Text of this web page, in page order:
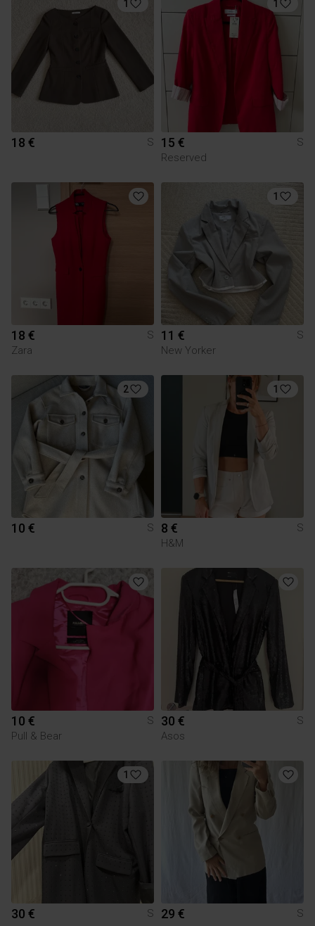
1
18 € S
1
15 €
S
Reserved
18 €
S
Zara
1
11 €
S
New Yorker
2
10 € S
1
8 €
S
H&M
10 €
S
Pull & Bear
30 €
S
Asos
1
30 € S 29 € S